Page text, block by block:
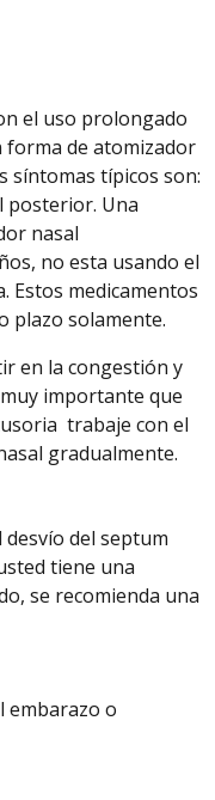
el uso prolongado
forma de atomizador
síntomas típicos son:
posterior. Una
nasal
no esta usando el
Estos medicamentos
plazo solamente.
en la congestión y
importante que
trabaje con el
gradualmente.
desvío del septum
tiene una
se recomienda una
embarazo o